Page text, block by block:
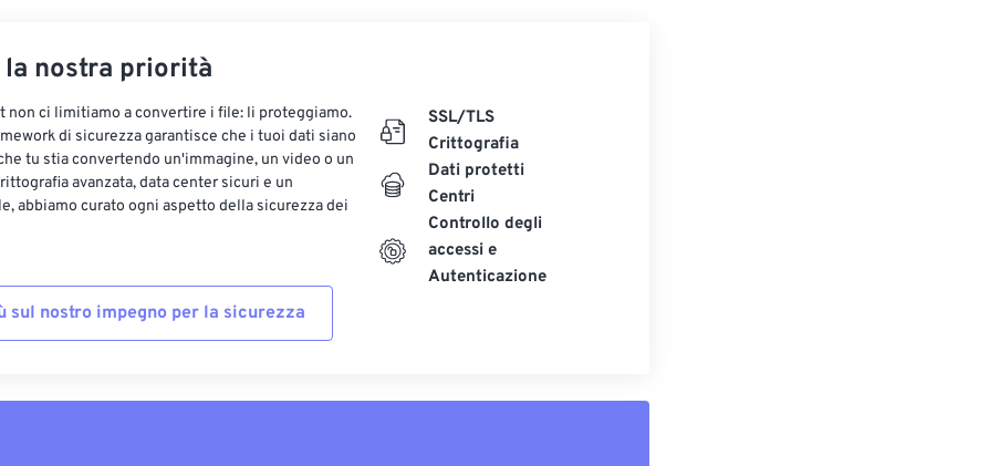
nostra priorità
non ci limitiamo a convertire i file: li proteggiamo.
di sicurezza garantisce che i tuoi dati siano
tu stia convertendo un'immagine, un video o un
avanzata, data center sicuri e un
abbiamo curato ogni aspetto della sicurezza dei
sul nostro impegno per la sicurezza
SSL/TLS
Crittografia
Dati protetti
Centri
Controllo degli
accessi e
Autenticazione